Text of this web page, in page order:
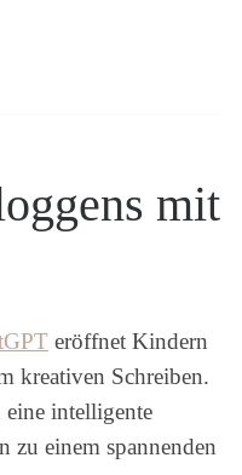
mit
eröffnet Kindern
kreativen Schreiben.
intelligente
zu einem spannenden